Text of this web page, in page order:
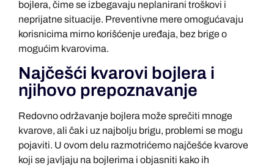
bojlera, čime se izbegavaju neplanirani troškovi i
neprijatne situacije. Preventivne mere omogućavaju
korisnicima mirno korišćenje uređaja, bez brige o
mogućim kvarovima.
Najčešći kvarovi bojlera i
njihovo prepoznavanje
Redovno održavanje bojlera može sprečiti mnoge
kvarove, ali čak i uz najbolju brigu, problemi se mogu
pojaviti. U ovom delu razmotrićemo najčešće kvarove
koji se javljaju na bojlerima i objasniti kako ih